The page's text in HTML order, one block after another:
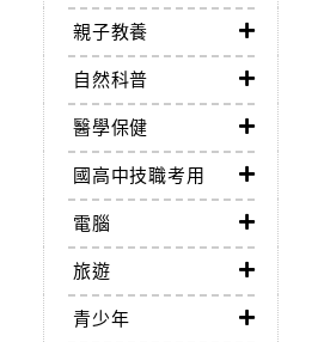
親子教養
自然科普
醫學保健
國高中技職考用
電腦
旅遊
青少年